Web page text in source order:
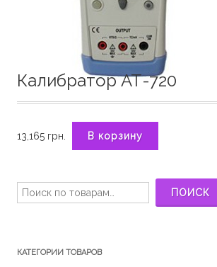
Калибратор АТ-720
13,165 грн. В корзину
ПОИСК
КАТЕГОРИИ ТОВАРОВ